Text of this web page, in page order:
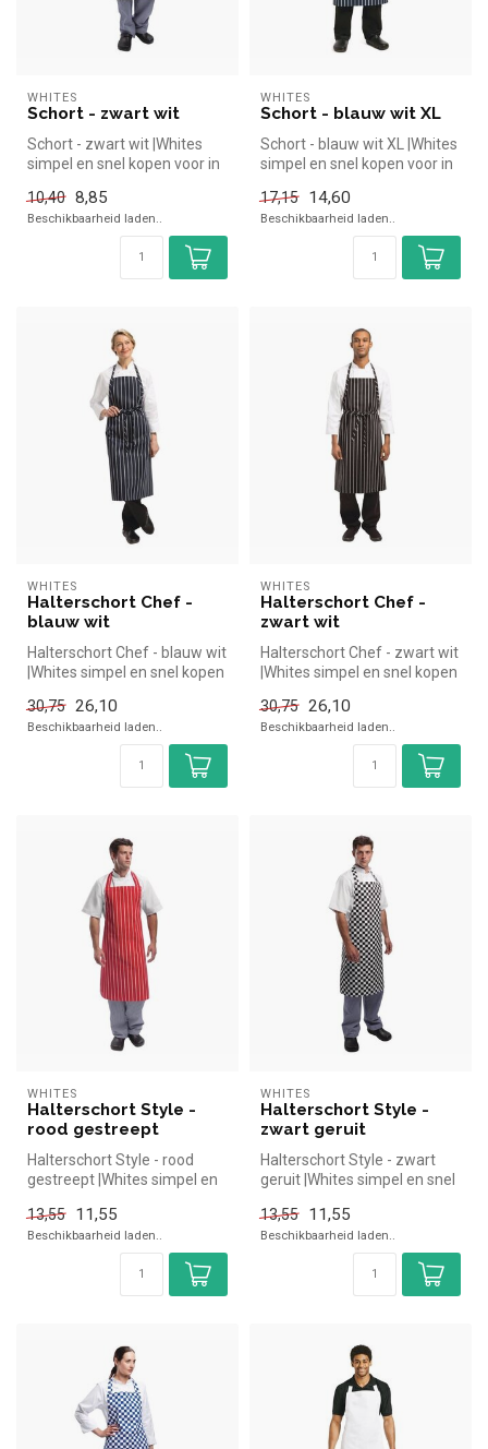
WHITES
Schort - zwart wit
Schort - zwart wit |Whites
simpel en snel kopen voor in
10,40 8,85
Beschikbaarheid laden..
WHITES
Schort - blauw wit XL
Schort - blauw wit XL |Whites
simpel en snel kopen voor in
17,15
14,60
Beschikbaarheid laden..
WHITES
Halterschort Chef -
blauw wit
Halterschort Chef - blauw wit
|Whites simpel en snel kopen
30,75 26,10
Beschikbaarheid laden..
WHITES
Halterschort Chef -
zwart wit
Halterschort Chef - zwart wit
|Whites simpel en snel kopen
30,75 26,10
Beschikbaarheid laden..
WHITES
Halterschort Style -
rood gestreept
Halterschort Style - rood
gestreept |Whites simpel en
13,55
11,55
Beschikbaarheid laden..
WHITES
Halterschort Style -
zwart geruit
Halterschort Style - zwart
geruit |Whites simpel en snel
13,55
11,55
Beschikbaarheid laden..